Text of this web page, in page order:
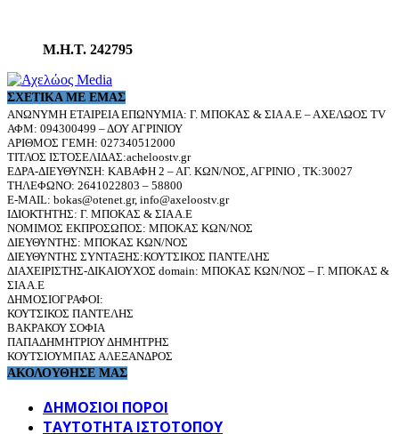
Μ.Η.Τ. 242795
ΣΧΕΤΙΚΆ ΜΕ ΕΜΆΣ
ΑΝΩΝΥΜΗ ΕΤΑΙΡΕΙΑ ΕΠΩΝΥΜΙΑ: Γ. ΜΠΟΚΑΣ & ΣΙΑ Α.Ε – ΑΧΕΛΩΟΣ TV
ΑΦΜ: 094300499 – ΔΟΥ ΑΓΡΙΝΙΟΥ
ΑΡΙΘΜΟΣ ΓΕΜΗ: 027340512000
ΤΙΤΛΟΣ ΙΣΤΟΣΕΛΙΔΑΣ:acheloostv.gr
ΕΔΡΑ-ΔΙΕΥΘΥΝΣΗ: ΚΑΒΑΦΗ 2 – ΑΓ. ΚΩΝ/ΝΟΣ, ΑΓΡΙΝΙΟ , ΤΚ:30027
ΤΗΛΕΦΩΝΟ: 2641022803 – 58800
E-MAIL: bokas@otenet.gr, info@axeloostv.gr
ΙΔΙΟΚΤΗΤΗΣ: Γ. ΜΠΟΚΑΣ & ΣΙΑ Α.Ε
ΝΟΜΙΜΟΣ ΕΚΠΡΟΣΩΠΟΣ: ΜΠΟΚΑΣ ΚΩΝ/ΝΟΣ
ΔΙΕΥΘΥΝΤΗΣ: ΜΠΟΚΑΣ ΚΩΝ/ΝΟΣ
ΔΙΕΥΘΥΝΤΗΣ ΣΥΝΤΑΞΗΣ:ΚΟΥΤΣΙΚΟΣ ΠΑΝΤΕΛΗΣ
ΔΙΑΧΕΙΡΙΣΤΗΣ-ΔΙΚΑΙΟΥΧΟΣ domain: ΜΠΟΚΑΣ ΚΩΝ/ΝΟΣ – Γ. ΜΠΟΚΑΣ &
ΣΙΑ Α.Ε
ΔΗΜΟΣΙΟΓΡΑΦΟΙ:
ΚΟΥΤΣΙΚΟΣ ΠΑΝΤΕΛΗΣ
ΒΑΚΡΑΚΟΥ ΣΟΦΙΑ
ΠΑΠΑΔΗΜΗΤΡΙΟΥ ΔΗΜΗΤΡΗΣ
ΚΟΥΤΣΙΟΥΜΠΑΣ ΑΛΕΞΑΝΔΡΟΣ
ΑΚΟΛΟΥΘΗΣΕ ΜΑΣ
ΔΗΜΟΣΙΟΙ ΠΟΡΟΙ
ΤΑΥΤΌΤΗΤΑ ΙΣΤΌΤΟΠΟΥ